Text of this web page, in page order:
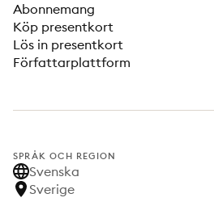
Abonnemang
Köp presentkort
Lös in presentkort
Författarplattform
SPRÅK OCH REGION
Svenska
Sverige